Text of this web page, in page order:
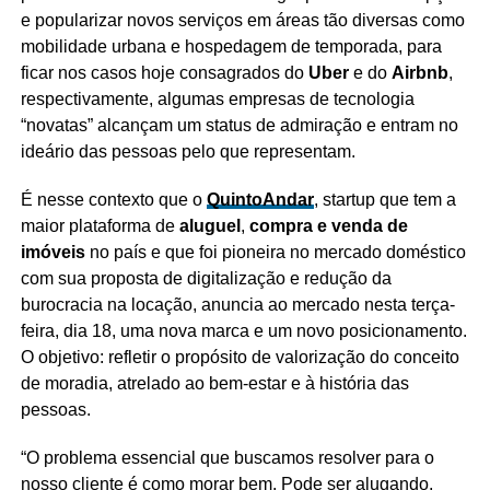
e popularizar novos serviços em áreas tão diversas como
mobilidade urbana e hospedagem de temporada, para
ficar nos casos hoje consagrados do Ubere do Airbnb,
respectivamente, algumas empresas de tecnologia
“novatas” alcançam um status de admiração e entram no
ideário das pessoas pelo que representam.
É nesse contexto que o QuintoAndar, startup que tem a
maior plataforma de aluguel , compra e venda de
imóveisno país e que foi pioneira no mercado doméstico
com sua proposta de digitalização e redução da
burocracia na locação, anuncia ao mercado nesta terça-
feira, dia 18, uma nova marca e um novo posicionamento.
O objetivo: refletir o propósito de valorização do conceito
de moradia, atrelado ao bem-estar e à história das
pessoas.
“O problema essencial que buscamos resolver para o
nosso cliente é como morar bem. Pode ser alugando,